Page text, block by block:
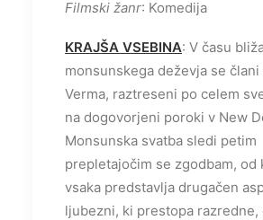
Filmski žanr: Komedija
KRAJŠA VSEBINA: V času
monsunskega deževja se
Verma, raztreseni po celem
na dogovorjeni poroki v New
Monsunska svatba sledi petim
prepletajočim se zgodbam, od
vsaka predstavlja drugačen
ljubezni, ki prestopa razredne,